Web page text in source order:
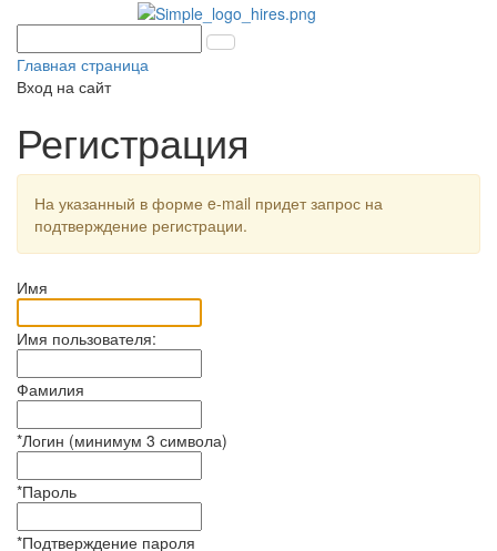
Главная страница
Вход на сайт
Регистрация
На указанный в форме e-mail придет запрос на
подтверждение регистрации.
Имя
Имя пользователя:
Фамилия
*Логин (минимум 3 символа)
*Пароль
*Подтверждение пароля